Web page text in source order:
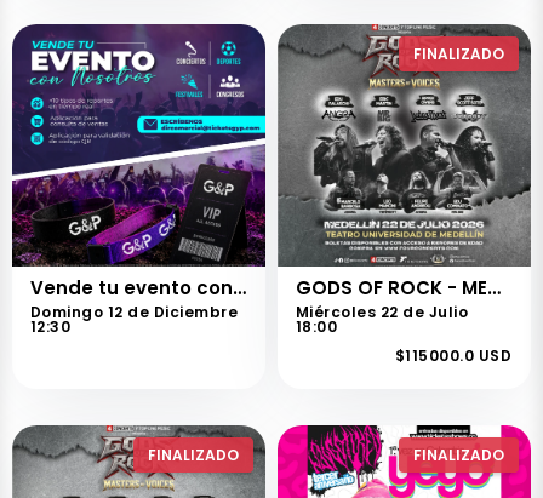
Vende tu evento con nosotros
Domingo 12 de Diciembre
12:30
FINALIZADO
GODS OF ROCK - MEDELLÍN
Miércoles 22 de Julio
18:00
$115000.0 USD
FINALIZADO FINALIZADO